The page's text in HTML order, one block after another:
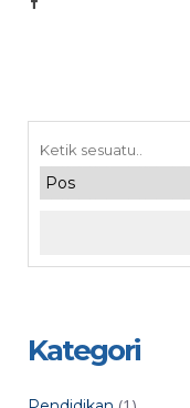
Kategori